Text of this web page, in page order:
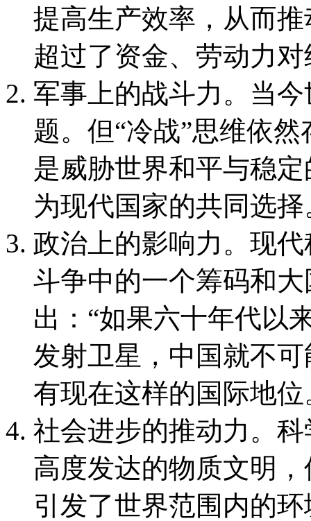
提高生产效率，从而
超过了资金、劳动力
军事上的战斗力。当
题。但“冷战”思维依
是威胁世界和平与稳
为现代国家的共同选择
政治上的影响力。现
斗争中的一个筹码和
出：“如果六十年代以
发射卫星，中国就不
有现在这样的国际地位
社会进步的推动力。
高度发达的物质文明
引发了世界范围内的